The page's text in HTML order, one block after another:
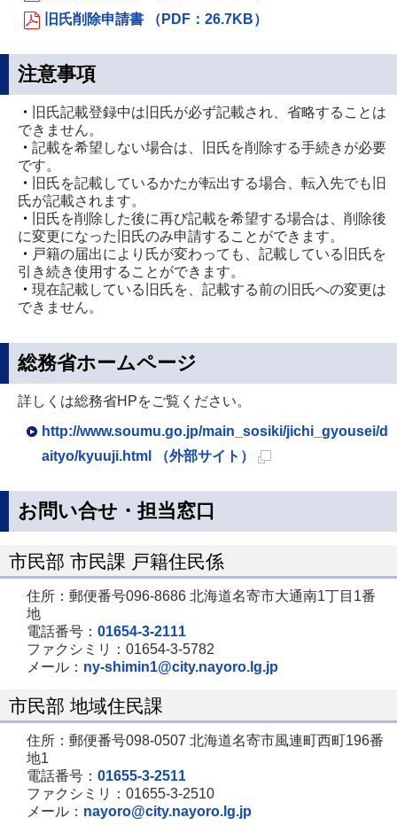
旧氏削除申請書 （PDF：26.7KB）
注意事項
・
旧氏記載登録中は旧氏が必ず記載され、省略することは
できません。
・ 記載を希望しない場合は、旧氏を削除する手続きが必要
です。
・
旧氏を記載しているかたが転出する場合、転入先でも旧
氏が記載されます。
・
旧氏を削除した後に再び記載を希望する場合は、削除後
に変更になった旧氏のみ申請することができます。
・ 戸籍の届出により氏が変わっても、記載している旧氏を
引き続き使用することができます。
・ 現在記載している旧氏を、記載する前の旧氏への変更は
できません。
総務省ホームページ
詳しくは総務省HPをご覧ください。
http://www.soumu.go.jp/main_sosiki/jichi_gyousei/d
aityo/kyuuji.html （外部サイト）
ジ
で
ま
お問い合せ・担当窓口
市民部 市民課 戸籍住民係
住所：郵便番号096-8686 北海道名寄市大通南1丁目1番
地
電話番号： 01654-3-2111
ファクシミリ：01654-3-5782
メール： ny-shimin1@city.nayoro.lg.jp
市民部 地域住民課
住所：郵便番号098-0507 北海道名寄市風連町西町196番
地1
電話番号： 01655-3-2511
ファクシミリ：01655-3-2510
メール： nayoro@city.nayoro.lg.jp